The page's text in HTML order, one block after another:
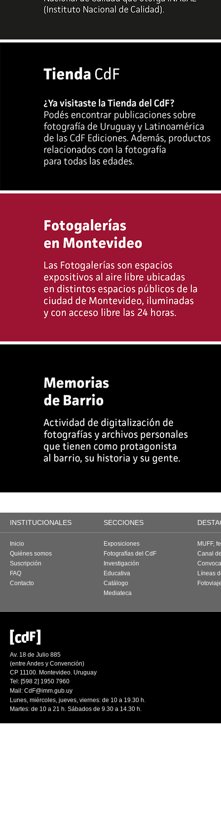
INSTITUCIONALES SECCIONES
Inicio
Quiénes somos
Suscripción
FAQ
Contacto
Exposiciones
Fotografías del CdF
Investigación
Educativa
Catálogo
Mediateca
MUFF,
Canal
Líneas
Av. 18 de Julio 885
(entre Andes y Convención)
CP 11100. Montevideo. Uruguay
Tel: [598 2] 1950 7960
Mail: CdF@imm.gub.uy
Lunes, miércoles, jueves, viernes: de 10 a 19.30 h.
Martes: de 10 a 21 h. Sábados de 9.30 a 14.30 h.